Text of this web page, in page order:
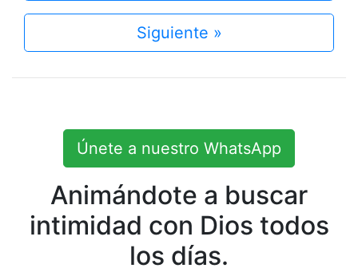
Siguiente »
Únete a nuestro WhatsApp
Animándote a buscar
intimidad con Dios todos
los días.